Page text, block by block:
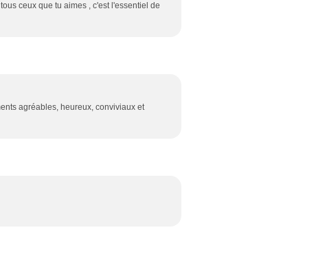
ceux que tu aimes , c'est l'essentiel de
agréables, heureux, conviviaux et